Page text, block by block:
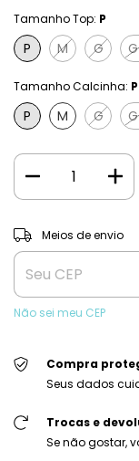
Tamanho Top: P
P M G
Tamanho Calcinha: P
P M G
Entregas para o CEP:
Meios de envio
Não sei meu CEP
Compra
Seus dados
Trocas e
Se não gostar,